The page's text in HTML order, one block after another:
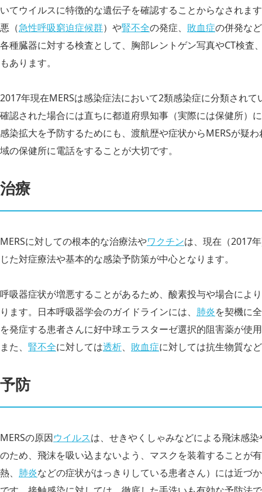
いてウイルスに特徴的な遺伝子を確認することからなされま
悪（急性呼吸窮迫症候群）や腎不全の発症、 敗血症の併発な
各種臓器に対する検査として、胸部レントゲン写真やCT検査
もあります。
2017年現在MERSは感染症法において2類感染症に分類され
確認された場合には直ちに都道府県知事（実際には保健所）
感染拡大を予防するためにも、渡航歴や症状からMERSが疑
域の保健所に電話をすることが大切です。
治療
MERSに対しての根本的な治療法やワクチンは、現在（2017
じた対症療法や基本的な感染予防策が中心となります。
呼吸器症状が増悪することがあるため、酸素投与や場合によ
ります。日本呼吸器学会のガイドラインには、 肺炎を契機に
を発症する患者さんに好中球エラスターゼ選択的阻害薬が使
また、 腎不全に対しては透析、 敗血症に対しては抗生物質な
予防
MERSの原因ウイルスは、せきやくしゃみなどによる飛沫感
のため、飛沫を吸い込まないよう、マスクを装着することが
熱、 肺炎などの症状がはっきりしている患者さん）には近づ